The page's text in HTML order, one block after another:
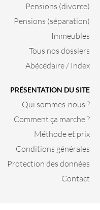
Pensions (divorce)
Pensions (séparation)
Immeubles
Tous nos dossiers
Abécédaire / Index
PRÉSENTATION DU SITE
Qui sommes-nous ?
Comment ça marche ?
Méthode et prix
Conditions générales
Protection des données
Contact